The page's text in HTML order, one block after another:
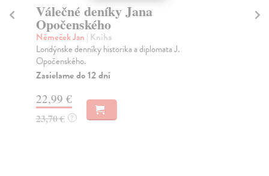
Válečné deníky Jana
Opočenského
Němeček Jan | Kniha
Londýnske denníky historika a diplomata J.
Opočenského.
Zasielame do 12 dní
22,99 €
23,70 € ?